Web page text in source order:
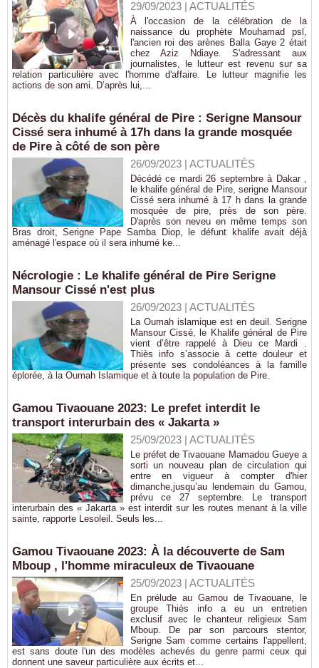
29/09/2023| ACTUALITÉS
À l'occasion de la célébration de la
naissance du prophète Mouhamad psl,
l'ancien roi des arènes Balla Gaye 2 était
chez Aziz Ndiaye. S'adressant aux
journalistes, le lutteur est revenu sur sa
relation particulière avec l'homme d'affaire. Le lutteur magnifie les
actions de son ami. D’après lui,...
Décès du khalife général de Pire : Serigne Mansour
Cissé sera inhumé à 17h dans la grande mosquée
de Pire à côté de son père
26/09/2023| ACTUALITÉS
Décédé ce mardi 26 septembre à Dakar ,
le khalife général de Pire, serigne Mansour
Cissé sera inhumé à 17 h dans la grande
mosquée de pire, près de son père.
D'après son neveu en même temps son
Bras droit, Serigne Pape Samba Diop, le défunt khalife avait déjà
aménagé l'espace où il sera inhumé ke...
Nécrologie : Le khalife général de Pire Serigne
Mansour Cissé n'est plus
26/09/2023| ACTUALITÉS
La Oumah islamique est en deuil. Serigne
Mansour Cissé, le Khalife général de Pire
vient d’être rappelé à Dieu ce Mardi .
Thiès info s’associe à cette douleur et
présente ses condoléances à la famille
éplorée, à la Oumah Islamique et à toute la population de Pire.
Gamou Tivaouane 2023: Le prefet interdit le
transport interurbain des « Jakarta »
25/09/2023| ACTUALITÉS
Le préfet de Tivaouane Mamadou Gueye a
sorti un nouveau plan de circulation qui
entre en vigueur à compter d'hier
dimanche,jusqu’au lendemain du Gamou,
prévu ce 27 septembre. Le transport
interurbain des « Jakarta » est interdit sur les routes menant à la ville
sainte, rapporte Lesoleil. Seuls les...
Gamou Tivaouane 2023: À la découverte de Sam
Mboup , l'homme miraculeux de Tivaouane
25/09/2023| ACTUALITÉS
En prélude au Gamou de Tivaouane, le
groupe Thiès info a eu un entretien
exclusif avec le chanteur religieux Sam
Mboup. De par son parcours stentor,
Serigne Sam comme certains l'appellent,
est sans doute l'un des modèles achevés du genre parmi ceux qui
donnent une saveur particulière aux écrits et...